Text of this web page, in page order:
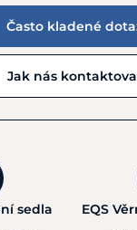
Často kladené
Jak nás
sedla EQS